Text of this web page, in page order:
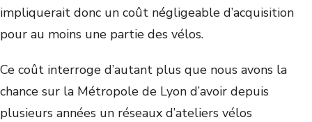
impliquerait donc un coût négligeable d’acquisition
pour au moins une partie des vélos.
Ce coût interroge d’autant plus que nous avons la
chance sur la Métropole de Lyon d’avoir depuis
plusieurs années un réseaux d’ateliers vélos